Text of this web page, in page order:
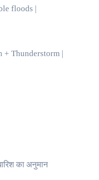
floods |
+ Thunderstorm |
का अनुमान